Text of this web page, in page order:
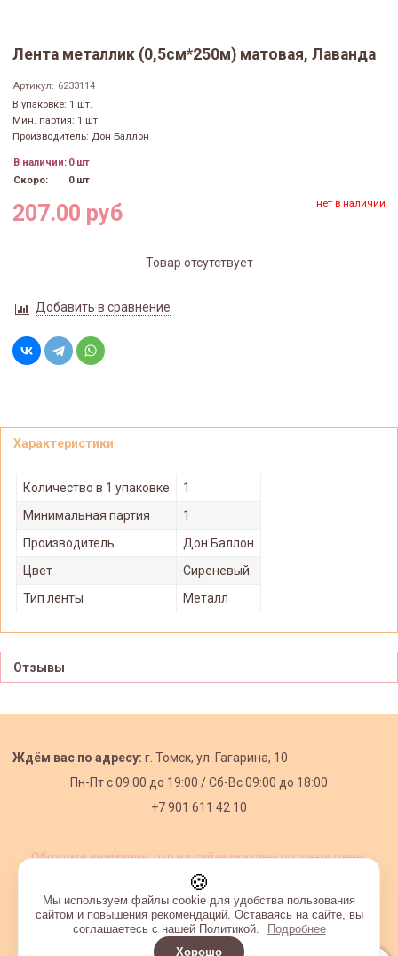
Лента металлик (0,5см*250м) матовая, Лаванда
Артикул: 6233114
В упаковке: 1 шт.
Мин. партия: 1 шт
Производитель: Дон Баллон
В наличии: 0 шт
Скоро:
0 шт
207.00 руб нет в наличии
Товар отсутствует
Добавить в сравнение
Характеристики
Количество в 1 упаковке
1
Минимальная партия
1
Производитель
Дон Баллон
Цвет
Сиреневый
Тип ленты
Металл
Отзывы
Ждём вас по адресу: г. Томск, ул. Гагарина, 10
Пн-Пт с09:00 до 19:00 /Сб-Вс 09:00 до 18:00
+7 901 611 42 10
Обратите внимание, что на сайте указаны оптовые цены,
🍪
Мы используем файлы cookie для удобства пользования
сайтом и повышения рекомендаций. Оставаясь на сайте, вы
соглашаетесь с нашей Политикой.
Подробнее
Хорошо